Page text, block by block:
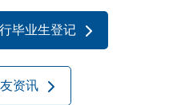
毕业生登记
资讯